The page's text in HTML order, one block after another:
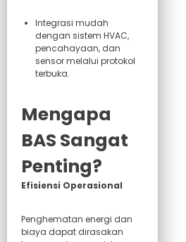
Integrasi mudah
dengan sistem HVAC,
pencahayaan, dan
sensor melalui protokol
terbuka.
Mengapa
BAS Sangat
Penting?
Efisiensi Operasional
Penghematan energi dan
biaya dapat dirasakan